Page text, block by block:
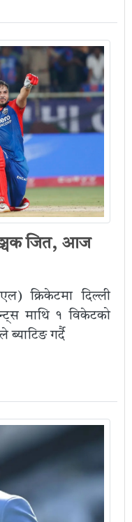
जित, आज
क्रिकेटमा दिल्ली
माथि १ विकेटको
ब्याटिङ गर्दै